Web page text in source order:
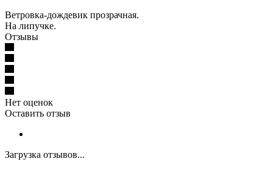
Ветровка-дождевик прозрачная.
На липучке.
Отзывы
Нет оценок
Оставить отзыв
Загрузка отзывов...